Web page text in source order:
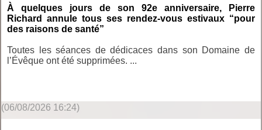
À quelques jours de son 92e anniversaire, Pierre
Richard annule tous ses rendez-vous estivaux “pour
des raisons de santé”
Toutes les séances de dédicaces dans son Domaine de
l’Évêque ont été supprimées. ...
(06/08/2026 16:24)